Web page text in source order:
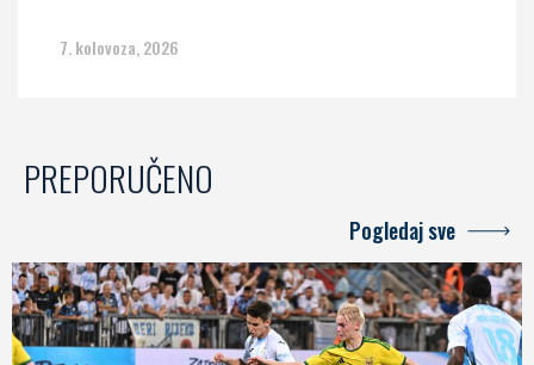
7. kolovoza, 2026
PREPORUČENO
Pogledaj sve